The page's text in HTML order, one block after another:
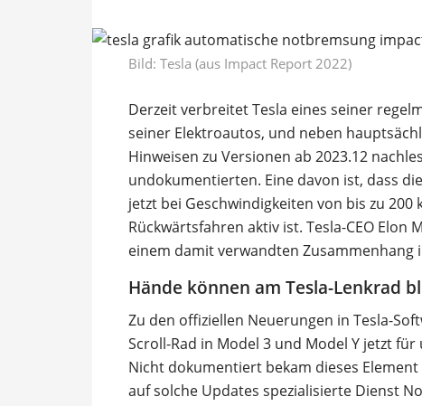
Bild: Tesla (aus Impact Report 2022)
Derzeit verbreitet Tesla eines seiner
seiner Elektroautos, und neben
Hinweisen zu Versionen ab 2023.12
undokumentierten. Eine davon ist, dass
jetzt bei Geschwindigkeiten von bis zu
Rückwärtsfahren aktiv ist. Tesla-CEO
einem damit verwandten Zusammenhang
Hände können am Tesla-Lenkrad
Zu den offiziellen Neuerungen in Tesla-
Scroll-Rad in Model 3 und Model Y jetzt
Nicht dokumentiert bekam dieses
auf solche Updates spezialisierte Dienst